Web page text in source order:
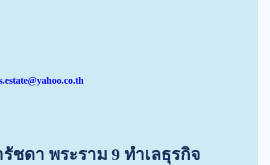
ชดา พระราม 9 ทำเลธุรกิจ